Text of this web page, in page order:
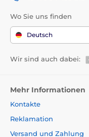
2
trainieren.
Dispaly
LCD-
anzeigt. Die
einzelner
Wo Sie uns finden
Deutsch
Wir sind auch dabei:
Mehr Informationen
Kontakte
Reklamation
Versand und Zahlung